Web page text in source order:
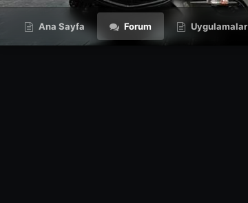
Ana Sayfa Forum Uygulamalar